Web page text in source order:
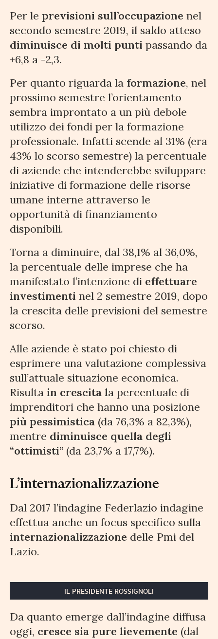
Per le previsioni sull’occupazione nel
secondo semestre 2019, il saldo atteso
diminuisce di molti punti passando da
+6,8 a -2,3.
Per quanto riguarda la formazione, nel
prossimo semestre l’orientamento
sembra improntato a un più debole
utilizzo dei fondi per la formazione
professionale. Infatti scende al 31% (era
43% lo scorso semestre) la percentuale
di aziende che intenderebbe sviluppare
iniziative di formazione delle risorse
umane interne attraverso le
opportunità di finanziamento
disponibili.
Torna a diminuire, dal 38,1% al 36,0%,
la percentuale delle imprese che ha
manifestato l’intenzione di effettuare
investimenti nel 2 semestre 2019, dopo
la crescita delle previsioni del semestre
scorso.
Alle aziende è stato poi chiesto di
esprimere una valutazione complessiva
sull’attuale situazione economica.
Risulta in crescita la percentuale di
imprenditori che hanno una posizione
più pessimistica (da 76,3% a 82,3%),
mentre diminuisce quella degli
“ottimisti” (da 23,7% a 17,7%).
L’internazionalizzazione
Dal 2017 l’indagine Federlazio indagine
effettua anche un focus specifico sulla
internazionalizzazione delle Pmi del
Lazio.
IL PRESIDENTE ROSSIGNOLI
Da quanto emerge dall’indagine diffusa
oggi, cresce sia pure lievemente (dal